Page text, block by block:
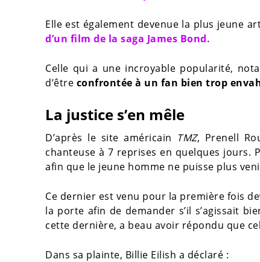
Elle est également devenue la plus jeune
d’un film de la saga James Bond.
Celle qui a une incroyable popularité,
d’être confrontée à un fan bien trop
La justice s’en mêle
D’après le site américain TMZ, Prenell
chanteuse à 7 reprises en quelques jours.
afin que le jeune homme ne puisse plus
Ce dernier est venu pour la première fois
la porte afin de demander s’il s’agissait
cette dernière, a beau avoir répondu que
Dans sa plainte, Billie Eilish a déclaré :